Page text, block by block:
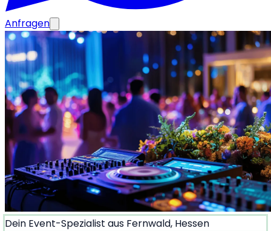
Anfragen
Dein Event-Spezialist aus Fernwald, Hessen